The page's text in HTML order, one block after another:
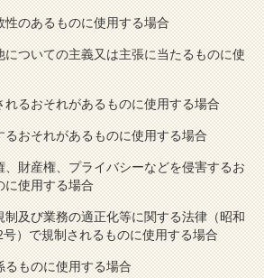
性のあるものに使用する場合
についての主義又は主張に当たるものに使
れるおそれがあるものに使用する場合
るおそれがあるものに使用する場合
、財産権、プライバシーなどを侵害するお
に使用する場合
制及び業務の適正化等に関する法律（昭和
）で規制されるものに使用する場合
るものに使用する場合